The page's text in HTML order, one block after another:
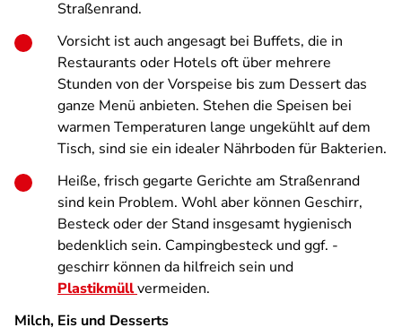
Straßenrand.
Vorsicht ist auch angesagt bei Buffets, die in
Restaurants oder Hotels oft über mehrere
Stunden von der Vorspeise bis zum Dessert das
ganze Menü anbieten. Stehen die Speisen bei
warmen Temperaturen lange ungekühlt auf dem
Tisch, sind sie ein idealer Nährboden für Bakterien.
Heiße, frisch gegarte Gerichte am Straßenrand
sind kein Problem. Wohl aber können Geschirr,
Besteck oder der Stand insgesamt hygienisch
bedenklich sein. Campingbesteck und ggf. -
geschirr können da hilfreich sein und
Plastikmüllvermeiden.
Milch, Eis und Desserts